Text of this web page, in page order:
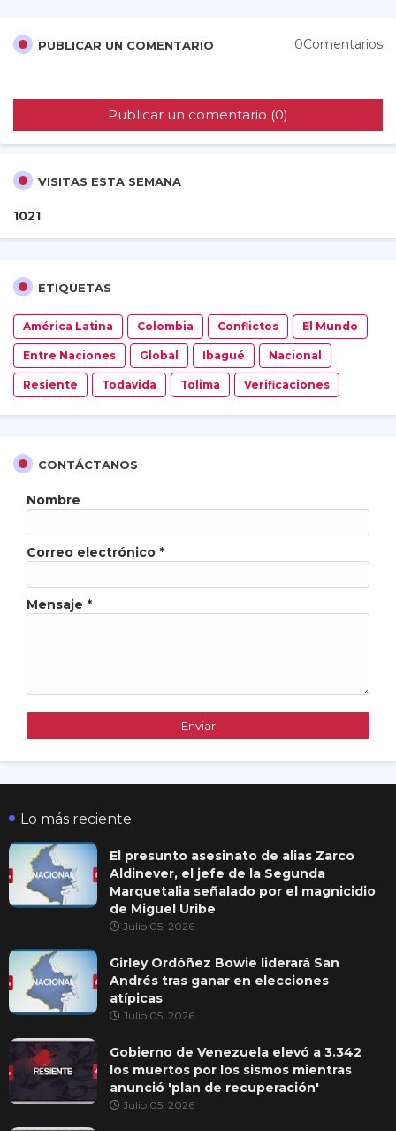
PUBLICAR UN COMENTARIO 0Comentarios
Publicar un comentario (0)
VISITAS ESTA SEMANA
1021
ETIQUETAS
América Latina Colombia Conflictos El Mundo
Entre Naciones Global Ibagué Nacional
Resiente Todavida Tolima Verificaciones
CONTÁCTANOS
Nombre
Correo electrónico *
Mensaje *
Lo más reciente
El presunto asesinato de alias Zarco
Aldinever, el jefe de la Segunda
Marquetalia señalado por el magnicidio
de Miguel Uribe
Julio 05, 2026
Girley Ordóñez Bowie liderará San
Andrés tras ganar en elecciones
atípicas
Julio 05, 2026
Gobierno de Venezuela elevó a 3.342
los muertos por los sismos mientras
anunció 'plan de recuperación'
Julio 05, 2026